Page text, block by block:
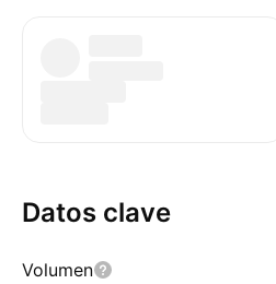
Datos clave
Volumen